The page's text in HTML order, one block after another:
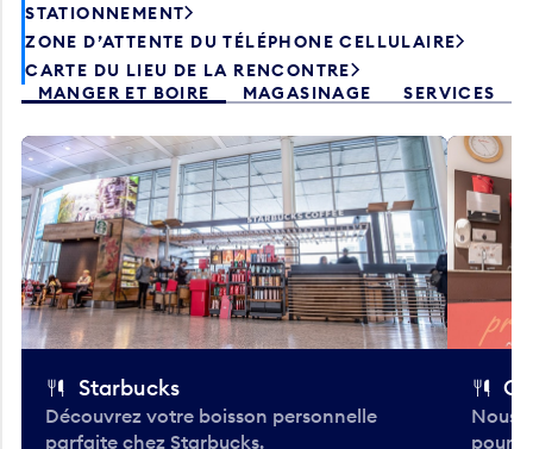
STATIONNEMENT
ZONE D’ATTENTE DU TÉLÉPHONE CELLULAIRE
CARTE DU LIEU DE LA RENCONTRE
MANGER ET BOIRE
MAGASINAGE SERVICES
Starbucks
Découvrez votre boisson personnelle
parfaite chez Starbucks.
Nous
pour